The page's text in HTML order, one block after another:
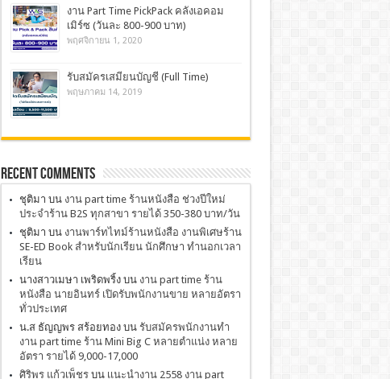
งาน Part Time PickPack คลังเอคอม​
เมิร์ซ (วันละ 800-900 บาท)
พฤศจิกายน 1, 2020
รับสมัครเสมียนบัญชี (Full Time)
พฤษภาคม 14, 2019
Recent Comments
ชุติมา บน งาน part time ร้านหนังสือ ช่วงปีใหม่
ประจำร้าน B2S ทุกสาขา รายได้ 350-380 บาท/วัน
ชุติมา บน งานพาร์ทไทม์ร้านหนังสือ งานพิเศษร้าน
SE-ED Book สำหรับนักเรียน นักศึกษา ทำนอกเวลา
เรียน
นางสาวเมษา เพริดพริ้งบน งาน part time ร้าน
หนังสือ นายอินทร์ เปิดรับพนักงานขาย หลายอัตรา
ทั่วประเทศ
น.ส ธัญญพร สร้อยทองบน รับสมัครพนักงานทำ
งาน part time ร้าน Mini Big C หลายตำแน่ง หลาย
อัตรา รายได้ 9,000-17,000
ศิริพร แก้วเพ็ชรบน เเนะนำงาน 2558 งาน part